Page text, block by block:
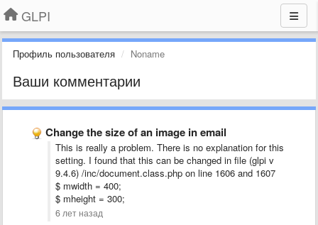
GLPI
Профиль пользователя Noname
Ваши комментарии
Change the size of an image in email
This is really a problem. There is no explanation for this
setting. I found that this can be changed in file (glpi v
9.4.6) /inc/document.class.php on line 1606 and 1607
$ mwidth = 400;
$ mheight = 300;
6 лет назад